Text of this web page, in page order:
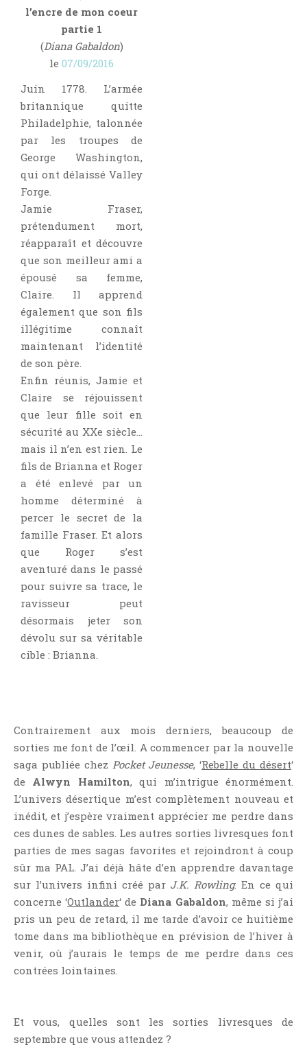
l’encre de mon coeur
partie 1
(Diana Gabaldon)
le 07/09/2016
Juin 1778. L’armée
britannique quitte
Philadelphie, talonnée
par les troupes de
George Washington,
qui ont délaissé Valley
Forge.
Jamie Fraser,
prétendument mort,
réapparaît et découvre
que son meilleur ami a
épousé sa femme,
Claire. Il apprend
également que son fils
illégitime connaît
maintenant l’identité
de son père.
Enfin réunis, Jamie et
Claire se réjouissent
que leur fille soit en
sécurité au XXe siècle…
mais il n’en est rien. Le
fils de Brianna et Roger
a été enlevé par un
homme déterminé à
percer le secret de la
famille Fraser. Et alors
que Roger s’est
aventuré dans le passé
pour suivre sa trace, le
ravisseur peut
désormais jeter son
dévolu sur sa véritable
cible : Brianna.
Contrairement aux mois derniers, beaucoup de
sorties me font de l’œil. A commencer par la nouvelle
saga publiée chez Pocket Jeunesse, ‘Rebelle du désert‘
de Alwyn Hamilton, qui m’intrigue énormément.
L’univers désertique m’est complètement nouveau et
inédit, et j’espère vraiment apprécier me perdre dans
ces dunes de sables. Les autres sorties livresques font
parties de mes sagas favorites et rejoindront à coup
sûr ma PAL. J’ai déjà hâte d’en apprendre davantage
sur l’univers infini créé par J.K. Rowling. En ce qui
concerne ‘Outlander‘ de Diana Gabaldon, même si j’ai
pris un peu de retard, il me tarde d’avoir ce huitième
tome dans ma bibliothèque en prévision de l’hiver à
venir, où j’aurais le temps de me perdre dans ces
contrées lointaines.
Et vous, quelles sont les sorties livresques de
septembre que vous attendez ?